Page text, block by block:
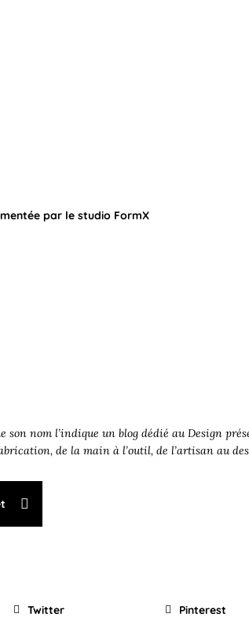
par le studio FormX
son nom l’indique un blog dédié au Design
de la main à l’outil, de l’artisan au
Twitter Pinterest